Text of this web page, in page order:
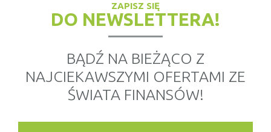
ZAPISZ SIĘ
DO NEWSLETTERA!
BĄDŹ NA BIEŻĄCO Z
NAJCIEKAWSZYMI OFERTAMI ZE
ŚWIATA FINANSÓW!